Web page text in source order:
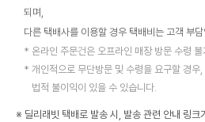
되며,
다른 택배사를 이용할 경우 택배비는 고객 부
온라인 주문건은 오프라인 매장 방문 수령 불
개인적으로 무단방문 및 수령을 요구할 경우
법적 불이익이 있을 수 있습니다.
※ 딜리래빗 택배로 발송 시, 발송 관련 안내 링크